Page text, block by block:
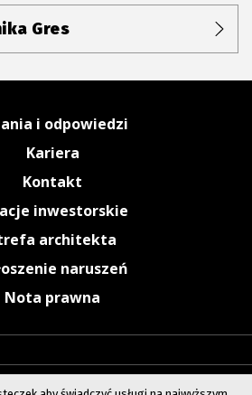
Gres
i odpowiedzi
Kariera
Kontakt
inwestorskie
architekta
naruszeń
Nota prawna